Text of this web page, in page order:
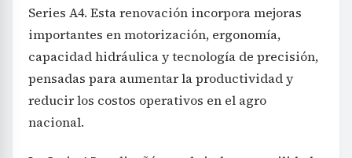
Series A4. Esta renovación incorpora mejoras
importantes en motorización, ergonomía,
capacidad hidráulica y tecnología de precisión,
pensadas para aumentar la productividad y
reducir los costos operativos en el agro
nacional.